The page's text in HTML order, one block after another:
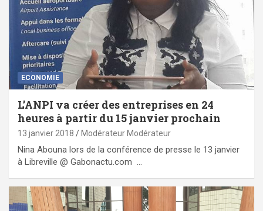
ECONOMIE
L’ANPI va créer des entreprises en 24
heures à partir du 15 janvier prochain
13 janvier 2018 Modérateur Modérateur
Nina Abouna lors de la conférence de presse le 13 janvier
à Libreville @ Gabonactu.com …